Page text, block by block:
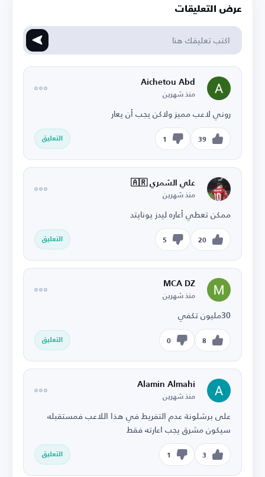
عرض التعليقات
Aichetou Abd
منذ شهرين
روني لاعب مميز ولاكن يجب أن يعار
39
1 التعليق
علي الشمري 🇦🇷
منذ شهرين
ممكن تعطي أعاره ليدز يونايتد
20
5 التعليق
MCA DZ
منذ شهرين
30مليون تكفي
8
0 التعليق
Alamin Almahi
منذ شهرين
على برشلونة عدم التفريط في هذا اللاعب فمستقبله
سيكون مشرق يجب اعارته فقط
3
1 التعليق